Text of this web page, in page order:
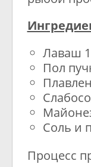
Лаваш
Пол
Соль и
Процесс